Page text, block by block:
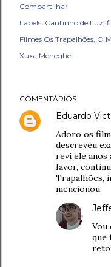
Compartilhar
Labels: Cantinho de Luz
Filmes Os Trapalhões O
Xuxa Meneghel
COMENTÁRIOS
Eduardo
Adoro os
descreveu
revi ele anos
favor,
Trapalhões,
mencionou.
Vou
que